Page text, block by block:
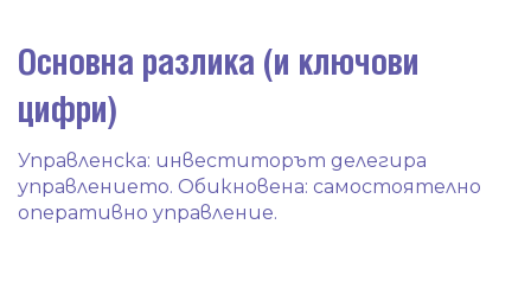
Основна разлика (и ключови
цифри)
Управленска: инвеститорът делегира
управлението. Обикновена: самостоятелно
оперативно управление.